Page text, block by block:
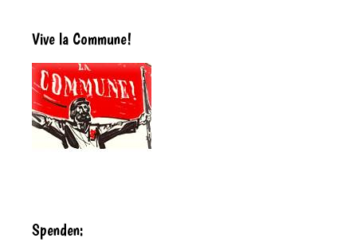
Vive la Commune!
Spenden: